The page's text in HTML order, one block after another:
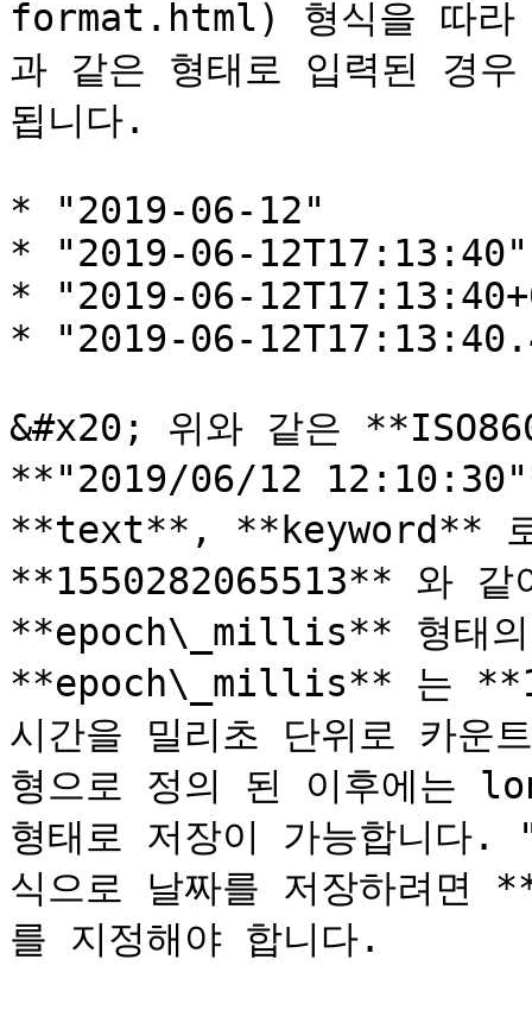
format.html) 형식을 따라
과 같은 형태로 입력된 경
됩니다.
* "2019-06-12"
* "2019-06-12T17:13:40"
* "2019-06-
* "2019-06-
&#x20; 위와 같은
**"2019/06/12
**text**, **keyword** 로
**1550282065513** 와
**epoch\_millis** 형태의
**epoch\_millis** 는
시간을 밀리초 단위로 카
형으로 정의 된 이후에는
형태로 저장이 가능합니
식으로 날짜를 저장하려면
를 지정해야 합니다.